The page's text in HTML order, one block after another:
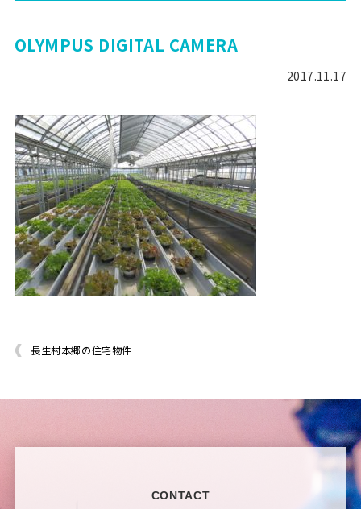
OLYMPUS DIGITAL CAMERA
2017.11.17
長生村本郷の住宅物件
CONTACT